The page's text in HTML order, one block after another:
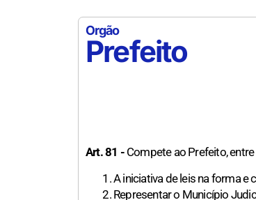
Orgão
Prefeito
Art. 81 -Compete ao Prefeito,
A iniciativa de leis na forma e
Representar o Município